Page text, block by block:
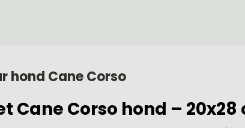
hond Cane Corso
Cane Corso hond – 20x28